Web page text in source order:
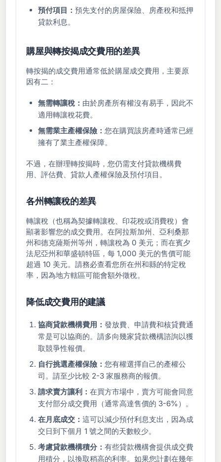
預付項目：預先支付的房屋保險、房產稅和抵押
貸款利息。
購屋與轉按揭成交費用的差異
轉按揭的成交費用通常低於購屋成交費用，主要原
因有二：
無需轉讓稅： 由於房產所有權沒有易手，因此不
適用轉讓稅花費。
無需業主產權保險：您在購買該房產時通常已經
擁有了業主產權保障。
不過，在辦理轉按揭時，您仍需支付貸款機構費
用、評估費、貸款人產權保險及預付項目。
各州轉讓稅的差異
轉讓稅（也稱為契據轉讓稅、印花稅或消費稅）會
顯著影響您的成交費用。在阿拉斯加州、亞利桑那
州和德克薩斯州等州，轉讓稅為 0 美元；而在賓夕
法尼亞州和華盛頓特區，每 1,000 美元的售價可能
超過 10 美元。請務必查看您所在州和縣的特定稅
率，因為地方轄區可能會額外徵稅。
降低成交費用的建議
協商貸款機構費用：發放費、申請費和核貸費通
常是可以協商的。請多向幾家貸款機構諮詢以獲
取競爭性報價。
自行挑選產權保險：您有權選擇自己的產權公
司。請至少比較 2-3 家服務商的報價。
請求賣方讓利：在買方市場中，賣方可能會同意
支付部分成交費用（通常高達售價的 3-6%）。
在月底成交：這可以減少預付利息支出，因為成
交日到下個月 1 號之間的天數較少。
考慮貸款機構積分：有些貸款機構會提供成交費
用積分，以換取稍高的利率。如果您計劃在幾年